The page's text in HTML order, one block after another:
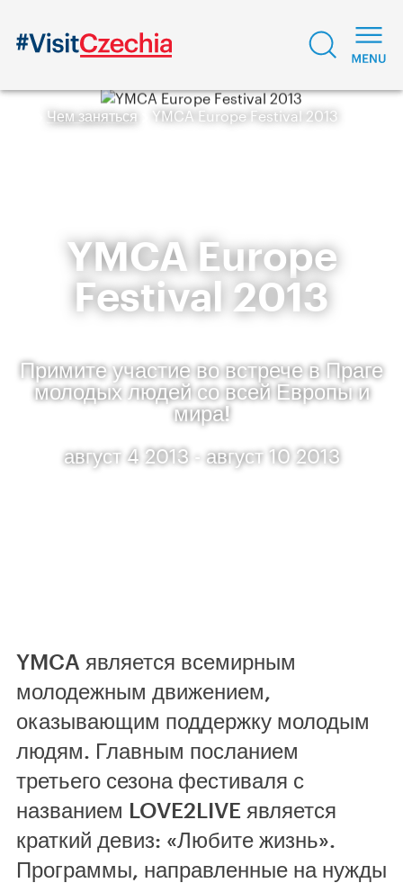
Чем заняться YMCA Europe Festival 2013
YMCA Europe
Festival 2013
Примите участие во встрече в Праге
молодых людей со всей Европы и
мира!
август 4 2013 - август 10 2013
YMCA является всемирным
молодежным движением,
оказывающим поддержку молодым
людям. Главным посланием
третьего сезона фестиваля с
названием LOVE2LIVE является
краткий девиз: «Любите жизнь».
Программы, направленные на нужды